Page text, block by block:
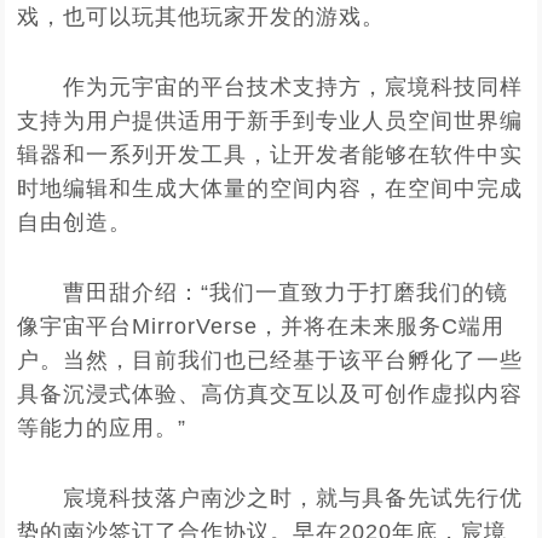
戏，也可以玩其他玩家开发的游戏。
作为元宇宙的平台技术支持方，宸境科技同样
支持为用户提供适用于新手到专业人员空间世界编
辑器和一系列开发工具，让开发者能够在软件中实
时地编辑和生成大体量的空间内容，在空间中完成
自由创造。
曹田甜介绍：“我们一直致力于打磨我们的镜
像宇宙平台MirrorVerse，并将在未来服务C端用
户。当然，目前我们也已经基于该平台孵化了一些
具备沉浸式体验、高仿真交互以及可创作虚拟内容
等能力的应用。”
宸境科技落户南沙之时，就与具备先试先行优
势的南沙签订了合作协议。早在2020年底，宸境